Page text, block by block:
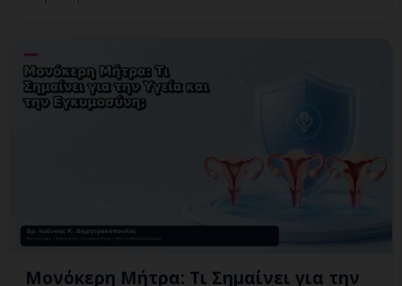
Μονόκερη Μήτρα: Τι Σημαίνει για την